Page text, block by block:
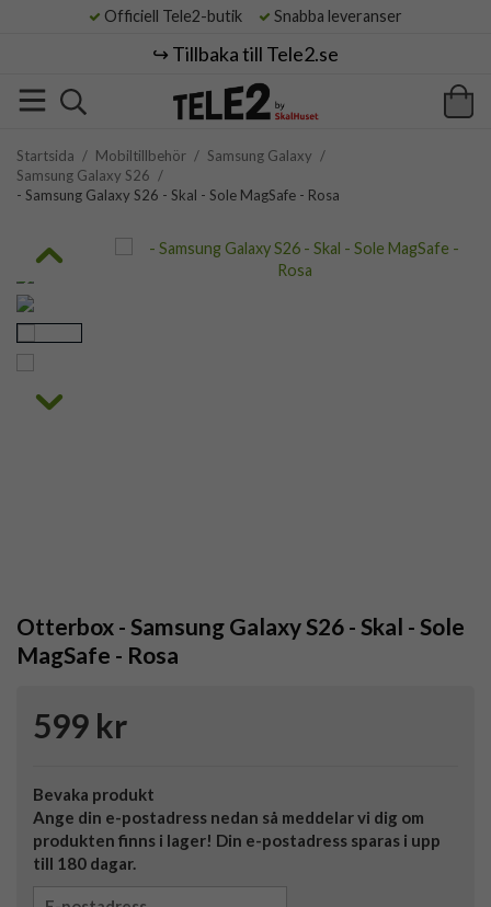
Officiell Tele2-butik Snabba leveranser
↪️ Tillbaka till Tele2.se
Startsida / Mobiltillbehör / Samsung Galaxy /
Samsung Galaxy S26 /
- Samsung Galaxy S26 - Skal - Sole MagSafe - Rosa
Otterbox - Samsung Galaxy S26 - Skal - Sole
MagSafe - Rosa
599 kr
Bevaka produkt
Ange din e-postadress nedan så meddelar vi dig om
produkten finns i lager! Din e-postadress sparas i upp
till 180 dagar.